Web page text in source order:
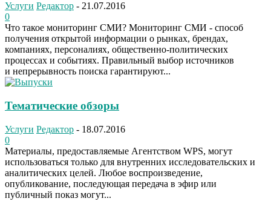
Услуги Редактор - 21.07.2016
0
Что такое мониторинг СМИ? Мониторинг СМИ - способ
получения открытой информации о рынках, брендах,
компаниях, персоналиях, общественно-политических
процессах и событиях. Правильный выбор источников
и непрерывность поиска гарантируют...
Тематические обзоры
Услуги Редактор - 18.07.2016
0
Материалы, предоставляемые Агентством WPS, могут
использоваться только для внутренних исследовательских и
аналитических целей. Любое воспроизведение,
опубликование, последующая передача в эфир или
публичный показ могут...